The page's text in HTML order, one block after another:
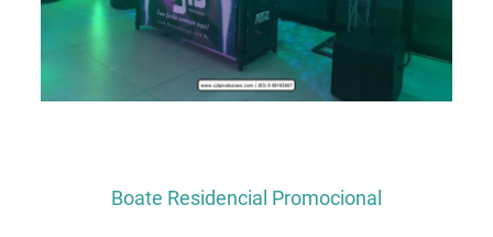
Boate Residencial Promocional